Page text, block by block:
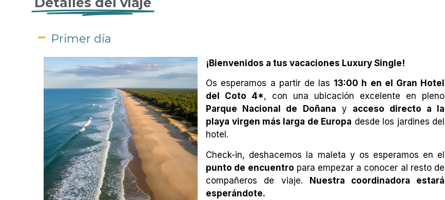
Primer día
¡Bienvenidos a tus vacaciones Luxury Single!
Os esperamos a partir de las 13:00 h en el Gran Hotel
del Coto 4*, con una ubicación excelente en pleno
Parque Nacional de Doñana y acceso directo a la
playa virgen más larga de Europa desde los jardines del
hotel.
Check-in, deshacemos la maleta y os esperamos en el
punto de encuentro para empezar a conocer al resto de
compañeros de viaje. Nuestra coordinadora estará
esperándote.